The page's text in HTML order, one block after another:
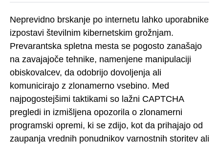
Neprevidno brskanje po internetu lahko uporabnike
izpostavi številnim kibernetskim grožnjam.
Prevarantska spletna mesta se pogosto zanašajo
na zavajajoče tehnike, namenjene manipulaciji
obiskovalcev, da odobrijo dovoljenja ali
komunicirajo z zlonamerno vsebino. Med
najpogostejšimi taktikami so lažni CAPTCHA
pregledi in izmišljena opozorila o zlonamerni
programski opremi, ki se zdijo, kot da prihajajo od
zaupanja vrednih ponudnikov varnostnih storitev ali